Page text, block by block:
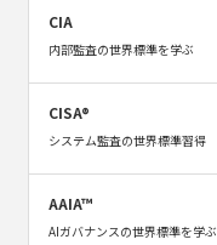
CIA
内部監査の世界標準を学ぶ
CISA®
システム監査の世界標準習得
AAIA™
AIガバナンスの世界標準を学ぶ